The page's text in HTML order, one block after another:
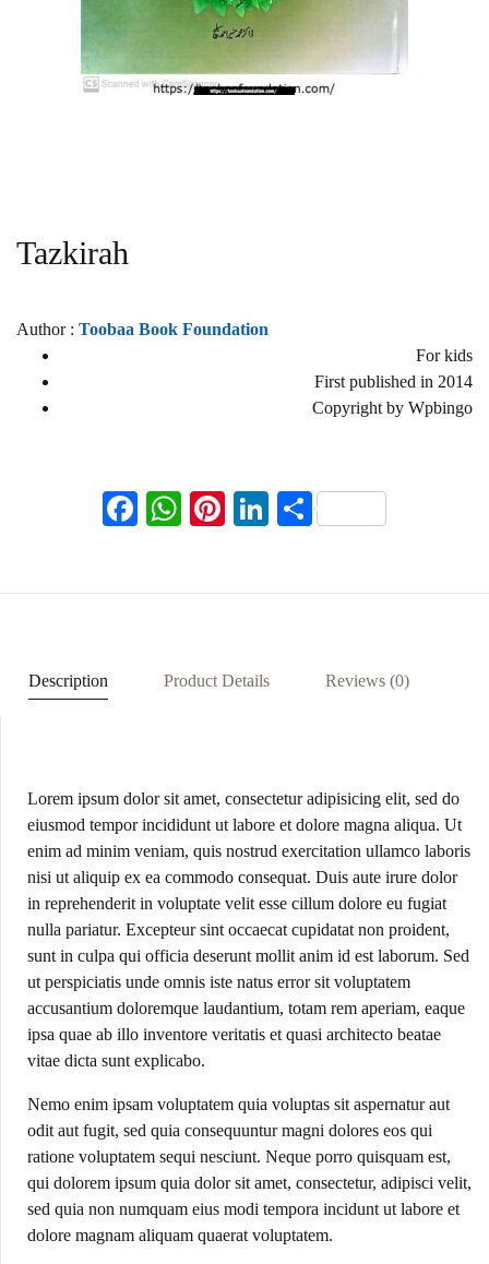
Tazkirah
Author : Toobaa Book Foundation
For kids
First published in 2014
Copyright by Wpbingo
F
W
p
Pi Li S
Description Product Details Reviews (0)
Lorem ipsum dolor sit amet, consectetur adipisicing elit, sed do
eiusmod tempor incididunt ut labore et dolore magna aliqua. Ut
enim ad minim veniam, quis nostrud exercitation ullamco laboris
nisi ut aliquip ex ea commodo consequat. Duis aute irure dolor
in reprehenderit in voluptate velit esse cillum dolore eu fugiat
nulla pariatur. Excepteur sint occaecat cupidatat non proident,
sunt in culpa qui officia deserunt mollit anim id est laborum. Sed
ut perspiciatis unde omnis iste natus error sit voluptatem
accusantium doloremque laudantium, totam rem aperiam, eaque
ipsa quae ab illo inventore veritatis et quasi architecto beatae
vitae dicta sunt explicabo.
Nemo enim ipsam voluptatem quia voluptas sit aspernatur aut
odit aut fugit, sed quia consequuntur magni dolores eos qui
ratione voluptatem sequi nesciunt. Neque porro quisquam est,
qui dolorem ipsum quia dolor sit amet, consectetur, adipisci velit,
sed quia non numquam eius modi tempora incidunt ut labore et
dolore magnam aliquam quaerat voluptatem.